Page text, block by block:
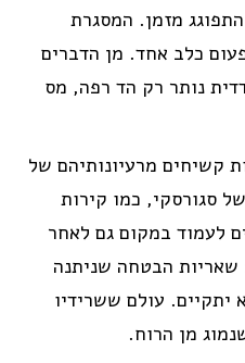
מזמן. המסגרת
כלב אחד. מן הדברים
נותר רק הד רפה, מס
קשיחים מרעיונותיהם של
סגורסקי, כמו קירות
לעמוד במקום גם לאחר
שאריות הבטחה שניתנה
עולם ששרידיו
מן הרוח.